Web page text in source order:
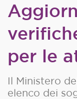
per le
Il Ministero
elenco dei